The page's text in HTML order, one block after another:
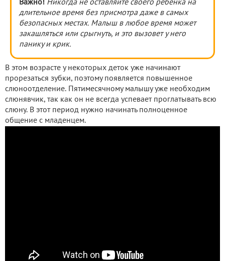
Важно! Никогда не оставляйте своего ребенка на
длительное время без присмотра даже в самых
безопасных местах. Малыш в любое время может
закашляться или срыгнуть, и это вызовет у него
панику и крик.
В этом возрасте у некоторых деток уже начинают
прорезаться зубки, поэтому появляется повышенное
слюноотделение. Пятимесячному малышу уже необходим
слюнявчик, так как он не всегда успевает проглатывать всю
слюну. В этот период нужно начинать полноценное
общение с младенцем.